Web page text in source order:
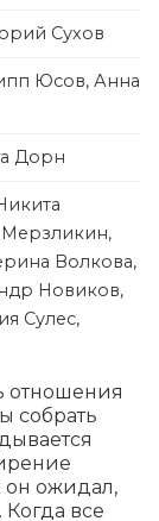
Сухов
Юсов, Анна
Дорн
Волкова,
Новиков,
Сулес,
отношения
собрать
он ожидал,
Когда все